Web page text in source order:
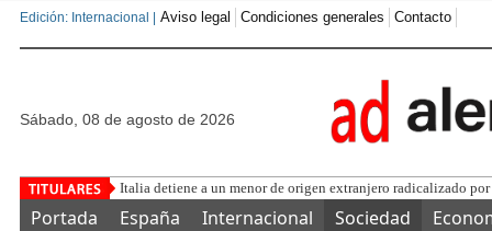
Edición: Internacional | Aviso legal Condiciones generales Contacto
sábado, 08 de agosto de 2026
Una asociaci
Portada España Internacional Sociedad